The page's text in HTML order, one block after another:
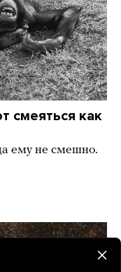
смеяться как
ему не смешно.